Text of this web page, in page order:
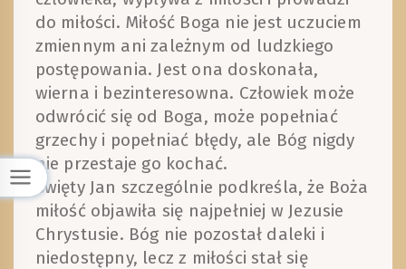
do miłości. Miłość Boga nie jest uczuciem
zmiennym ani zależnym od ludzkiego
postępowania. Jest ona doskonała,
wierna i bezinteresowna. Człowiek może
odwrócić się od Boga, może popełniać
grzechy i popełniać błędy, ale Bóg nigdy
nie przestaje go kochać.
Święty Jan szczególnie podkreśla, że Boża
miłość objawiła się najpełniej w Jezusie
Chrystusie. Bóg nie pozostał daleki i
niedostępny, lecz z miłości stał się